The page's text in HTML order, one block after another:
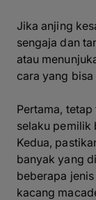
Jika anjing
sengaja dan
atau
cara yang
Pertama,
selaku pemilik
Kedua,
banyak yang
beberapa
kacang